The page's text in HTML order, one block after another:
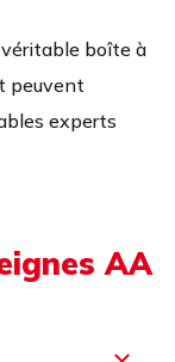
boîte à
peuvent
experts
AA